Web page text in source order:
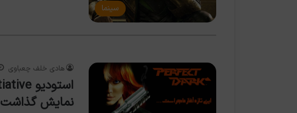
سینما
هادی خلف چعباوی
نمایش گذاشت